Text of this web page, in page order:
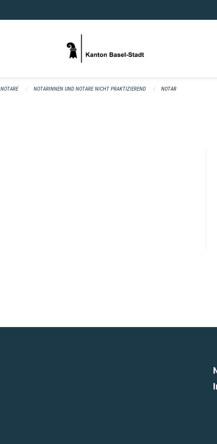
NOTARE NOTARINNEN UND NOTARE NICHT PRAKTIZIEREND NOTAR